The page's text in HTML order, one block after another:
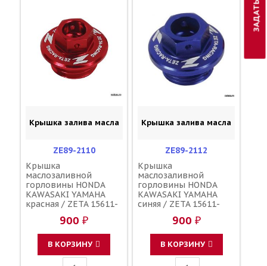
Крышка залива масла
ZE89-2110
Крышка
маслозаливной
горловины HONDA
KAWASAKI YAMAHA
красная / ZETA 15611-
16115-018 3Y1-15363-
00-00 3Y1-15363-10-00
900 ₽
В КОРЗИНУ
Крышка залива масла
ZE89-2112
Крышка
маслозаливной
горловины HONDA
KAWASAKI YAMAHA
синяя / ZETA 15611-
16115-018 3Y1-15363-
00-00 3Y1-15363-10-00
900 ₽
В КОРЗИНУ